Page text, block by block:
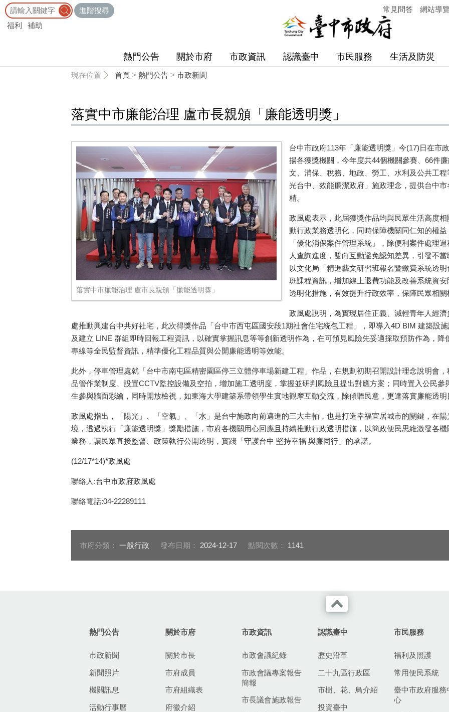
進階搜尋
福利
補助
常見問答 網站導
熱門公告 關於市府 市政資訊 認識臺中 市民服務 生活及防災
現在位置 首頁 > 熱門公告 > 市政新聞
落實中市廉能治理 盧市長親頒「廉能透明獎」
落實中市廉能治理 盧市長親頒「廉能透明獎」
台中市政府113年「廉能透明獎」今(17)日在市
揚各獲獎機關，今年度共44個機關參賽、66件
文、消保、稅務、地政、勞工、水利及公共工
光台中、效能廉潔政府」施政理念，提供台中
精。
政風處表示，此屆獲獎作品均與民眾生活高度
動行政業務透明化，同時保障機關同仁知的權
「優化消保案件管理系統」，除便利案件處理
人查詢進度，雙向互動避免認知差異，引發不
以文化局「精進藝文研習班報名暨繳費系統透
班課程資訊，增加線上退費功能及改善系統資
透明化措施，有效提升行政效率，保障民眾相
政風處說明，為實現居住正義、減輕青年人經
處推動興建台中共好社宅，此次得獎作品「台中市西屯區國安段1期社會住宅統包工程」，即導入4D BIM 建築設
及建立 LINE 群組即時回報工程資訊，以確實掌握訊息等等創新透明作為，在可預見風險先妥適採取預防作為，
專線等全民監督資訊，精準優化工程品質與公開廉能透明等效能。
此外，停車管理處就「台中市南屯區精密園區停三立體停車場新建工程」作品，在規劃初期召開設計理念說明會
品管作業制度、設置CCTV監控設備及空拍，增加施工透明度，掌握並研判風險且提出對應方案；同時置入公民
生參與牆面彩繪，同時開放檢視，如東海大學建築系帶領學生實地觀摩互動交流，除傾聽民意，更達落實廉能透明
政風處指出，「陽光」、「空氣」、「水」是台中施政向前邁進的三大主軸，也是打造幸福宜居城市的關鍵，在
境，透過執行「廉能透明獎」獎勵措施，市府各機關用心回應且持續推動行政透明措施，以簡政便民思維激發各
業務，讓民眾直接監督、政策執行公開透明，實踐「守護台中 堅持幸福 與廉同行」的承諾。
(12/17*14)*政風處
聯絡人:台中市政府政風處
聯絡電話:04-22289111
市府分類： 一般行政 發布日期： 2024-12-17 點閱次數： 1141
熱門公告
市政新聞
新聞照片
機關訊息
活動行事曆
關於市府
關於市長
市府成員
市府組織表
府徽介紹
市政資訊
市政會議紀錄
市政會議專案報告
簡報
市長議會施政報告
認識臺中
歷史沿革
二十九區行政區
市樹、花、鳥介紹
投資臺中
市民服務
福利及照護
常用便民系統
臺中市政府服務
心